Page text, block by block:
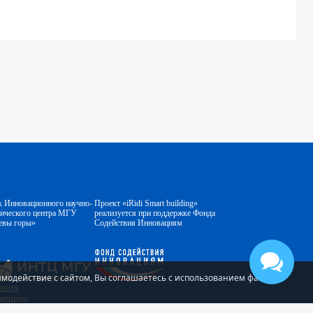
Инновационного научно-
центра МГУ
горы»
Проект «iRidi Smart building»
реализуется при поддержке Фонда
Содействия Инновациям
с сайтом, Вы соглашаетесь с использованием файлов